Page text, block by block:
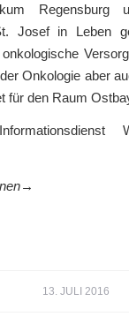
Josef in Leben
Onkologie aber
für den Raum
13. JULI 2016